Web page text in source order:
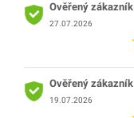
Ověřený zákazník
27.07.2026
Ověřený zákazník
19.07.2026